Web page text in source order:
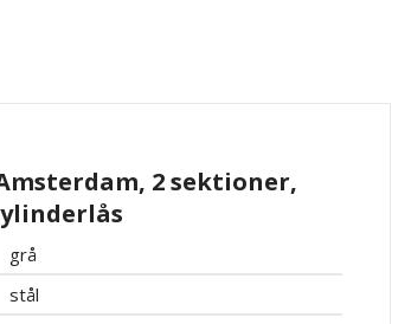
2 sektioner,
grå
stål